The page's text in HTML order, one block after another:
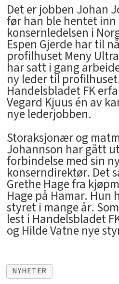
Det er jobben Johan
før han ble hentet
konsernledelsen i
Espen Gjerde har til
profilhuset Meny
har satt i gang
ny leder til
Handelsbladet FK
Vegard Kjuus én av
nye lederjobben.
Storaksjonær og
Johannson har gått
forbindelse med sin
konserndirektør. Det
Grethe Hage fra
Hage på Hamar.
styret i mange år.
lest i Handelsbladet
og Hilde Vatne nye
NYHETER